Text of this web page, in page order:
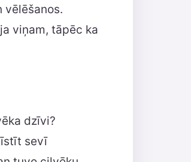
vēlēšanos.
viņam, tāpēc ka
dzīvi?
sevī